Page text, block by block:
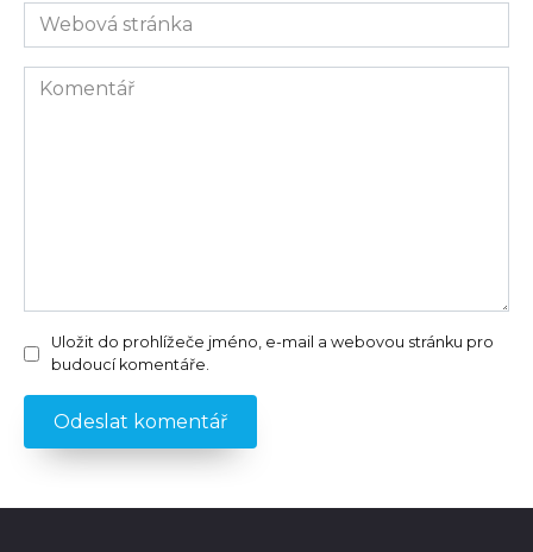
Webová
stránka
Komentář
Uložit do prohlížeče jméno, e-mail a webovou stránku pro
budoucí komentáře.